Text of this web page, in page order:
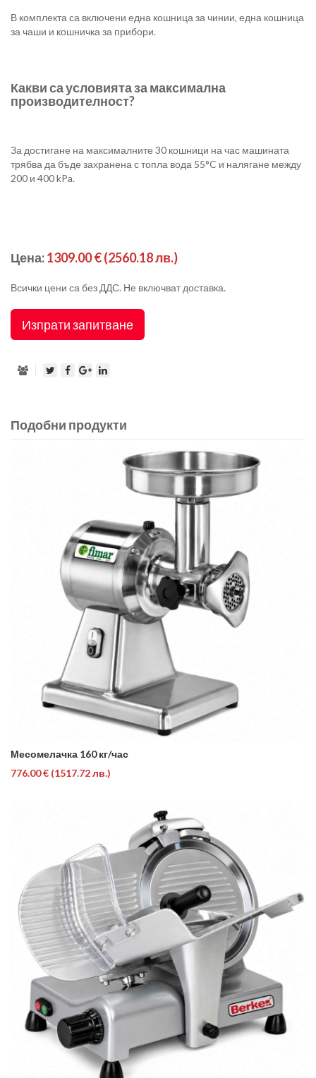
В комплекта са включени една кошница за чинии, една кошница
за чаши и кошничка за прибори.
Какви са условията за максимална
производителност?
За достигане на максималните 30 кошници на час машината
трябва да бъде захранена с топла вода 55°C и налягане между
200 и 400 kPa.
Цена:1309.00 €(2560.18 лв.)
Всички цени са без ДДС. Не включват доставка.
Изпрати запитване
Подобни продукти
Месомелачка 160 кг/час
776.00 € (1517.72 лв.)